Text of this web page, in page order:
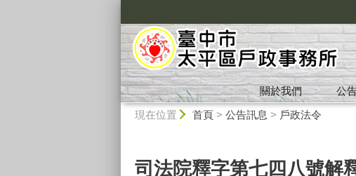
關於我們 公
現在位置 首頁> 公告訊息 > 戶政法令
司法院釋字第七四八號解